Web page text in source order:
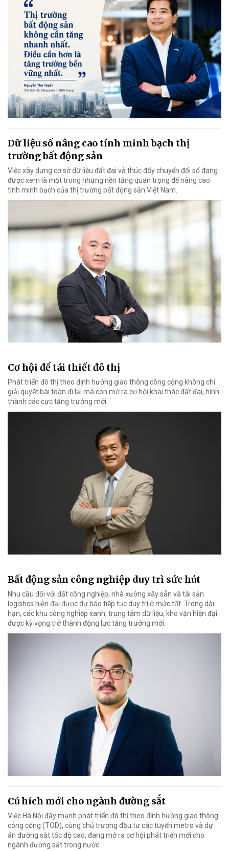
Dữ liệu số nâng cao tính minh bạch thị
trường bất động sản
Việc xây dựng cơ sở dữ liệu đất đai và thúc đẩy chuyển đổi số đang
được xem là một trong những nền tảng quan trọng để nâng cao
tính minh bạch của thị trường bất động sản Việt Nam.
Cơ hội để tái thiết đô thị
Phát triển đô thị theo định hướng giao thông công cộng không chỉ
giải quyết bài toán đi lại mà còn mở ra cơ hội khai thác đất đai, hình
thành các cực tăng trưởng mới.
Bất động sản công nghiệp duy trì sức hút
Nhu cầu đối với đất công nghiệp, nhà xưởng xây sẵn và tài sản
logistics hiện đại được dự báo tiếp tục duy trì ở mức tốt. Trong dài
hạn, các khu công nghiệp xanh, trung tâm dữ liệu, kho vận hiện đại
được kỳ vọng trở thành động lực tăng trưởng mới.
Cú hích mới cho ngành đường sắt
Việc Hà Nội đẩy mạnh phát triển đô thị theo định hướng giao thông
công cộng (TOD), cùng chủ trương đầu tư các tuyến metro và dự
án đường sắt tốc độ cao, đang mở ra cơ hội phát triển mới cho
ngành đường sắt trong nước.